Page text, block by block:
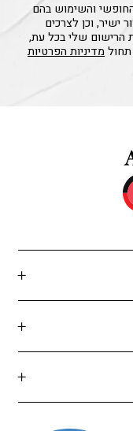
והשימוש בהם
ישיר, וכן לצרכים
הרישום שלי בכל עת,
תחולמדיניות הפרטיות